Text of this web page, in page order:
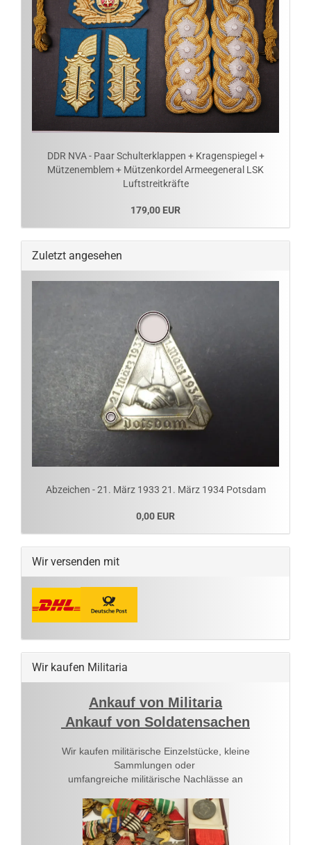
DDR NVA - Paar Schulterklappen + Kragenspiegel +
Mützenemblem + Mützenkordel Armeegeneral LSK
Luftstreitkräfte
179,00 EUR
Zuletzt angesehen
Abzeichen - 21. März 1933 21. März 1934 Potsdam
0,00 EUR
Wir versenden mit
Wir kaufen Militaria
Ankauf von Militaria
Ankauf von Soldatensachen
Wir kaufen militärische Einzelstücke, kleine
Sammlungen oder
umfangreiche militärische Nachlässe an